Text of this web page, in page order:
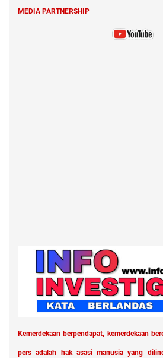
MEDIA PARTNERSHIP
Kemerdekaan berpendapat, kemerdekaan
pers adalah hak asasi manusia yang